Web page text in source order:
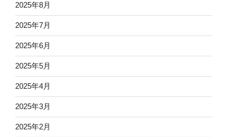
2025年8月
2025年7月
2025年6月
2025年5月
2025年4月
2025年3月
2025年2月